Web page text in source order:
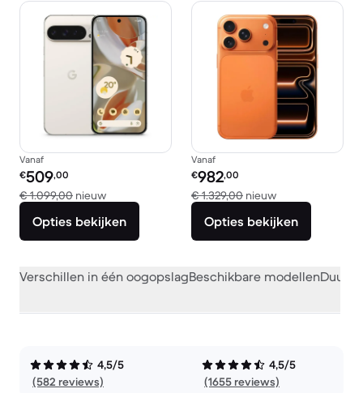
Vanaf
Refurbished prijs:
€509,00
€ 1.099,00 nieuwVergeleken met € 1.099,00 nieuw
Opties bekijken
Vanaf
Refurbished prijs:
€982,00
€ 1.329,00 nieuwVergeleken met
Opties bekijken
Verschillen in één oogopslagBeschikbare modellen
4,5/5
(582 reviews)
4,5/5
(1655 reviews)